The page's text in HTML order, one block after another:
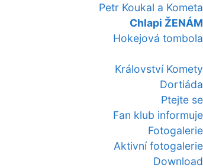
Petr Koukal a Kometa
Chlapi ŽENÁM
Hokejová tombola
Království Komety
Dortiáda
Ptejte se
Fan klub informuje
Fotogalerie
Aktivní fotogalerie
Download